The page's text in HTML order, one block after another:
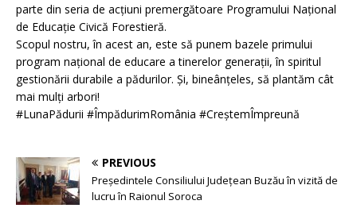
parte din seria de acțiuni premergătoare Programului Național
de Educație Civică Forestieră.
Scopul nostru, în acest an, este să punem bazele primului
program național de educare a tinerelor generații, în spiritul
gestionării durabile a pădurilor. Și, bineânțeles, să plantăm cât
mai mulți arbori!
#LunaPădurii #ÎmpădurimRomânia #CreștemÎmpreună
PREVIOUS
Președintele Consiliului Județean Buzău în vizită de
lucru în Raionul Soroca